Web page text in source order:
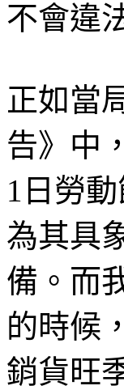
不會違
正如當
告》中
1日勞
為其具
備。而
的時候
銷貨旺